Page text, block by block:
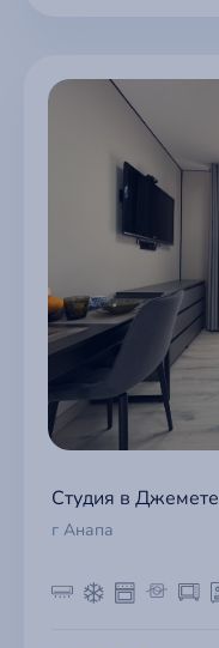
Студия в Джемете
г Анапа